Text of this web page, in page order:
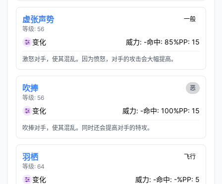
虚张声势
等级: 56
一般
变化 威力: -命中: 85%PP: 15
激怒对手，使其混乱。因为愤怒，对手的攻击会大幅提高。
吹捧
等级: 56
恶
变化 威力: -命中: 100%PP: 15
吹捧对手，使其混乱。同时还会提高对手的特攻。
羽栖
等级: 64
飞行
变化 威力: -命中: -%PP: 5